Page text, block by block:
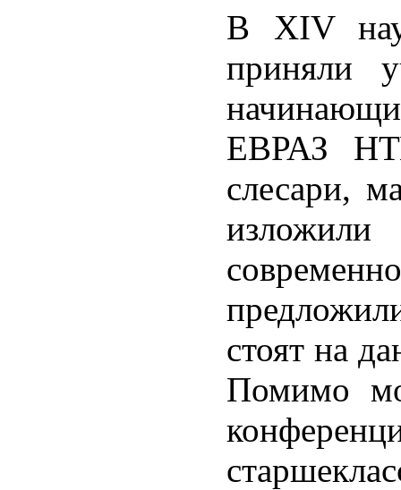
В XIV
приняли
ЕВРАЗ
слесари,
стоят на
Помимо